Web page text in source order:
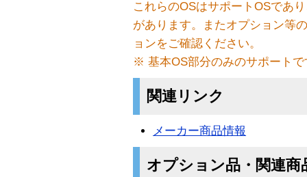
これらのOSはサポートOSであ
があります。またオプション等
ョンをご確認ください。
※ 基本OS部分のみのサポートで
関連リンク
メーカー商品情報
オプション品・関連商